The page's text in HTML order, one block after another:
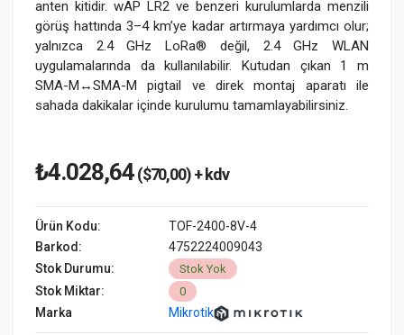
anten kitidir. wAP LR2 ve benzeri kurulumlarda menzili
görüş hattında 3–4 km’ye kadar artırmaya yardımcı olur;
yalnızca 2.4 GHz LoRa® değil, 2.4 GHz WLAN
uygulamalarında da kullanılabilir. Kutudan çıkan 1 m
SMA-M↔SMA-M pigtail ve direk montaj aparatı ile
sahada dakikalar içinde kurulumu tamamlayabilirsiniz.
₺4.028,64($70,00) + kdv
Ürün Kodu:
TOF-2400-8V-4
Barkod:
4752224009043
Stok Durumu:
Stok Yok
Stok Miktar: 0
Marka Mikrotik